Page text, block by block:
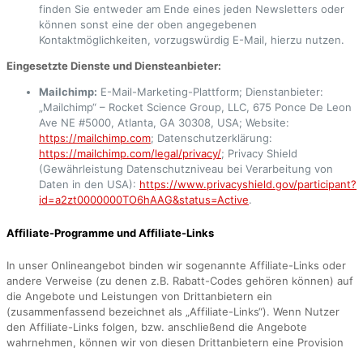
finden Sie entweder am Ende eines jeden Newsletters oder
können sonst eine der oben angegebenen
Kontaktmöglichkeiten, vorzugswürdig E-Mail, hierzu nutzen.
Eingesetzte Dienste und Diensteanbieter:
Mailchimp: E-Mail-Marketing-Plattform; Dienstanbieter:
„Mailchimp“ – Rocket Science Group, LLC, 675 Ponce De Leon
Ave NE #5000, Atlanta, GA 30308, USA; Website:
https://mailchimp.com; Datenschutzerklärung:
https://mailchimp.com/legal/privacy/; Privacy Shield
(Gewährleistung Datenschutzniveau bei Verarbeitung von
Daten in den USA): https://www.privacyshield.gov/participant?
id=a2zt0000000TO6hAAG&status=Active.
Affiliate-Programme und Affiliate-Links
In unser Onlineangebot binden wir sogenannte Affiliate-Links oder
andere Verweise (zu denen z.B. Rabatt-Codes gehören können) auf
die Angebote und Leistungen von Drittanbietern ein
(zusammenfassend bezeichnet als „Affiliate-Links“). Wenn Nutzer
den Affiliate-Links folgen, bzw. anschließend die Angebote
wahrnehmen, können wir von diesen Drittanbietern eine Provision